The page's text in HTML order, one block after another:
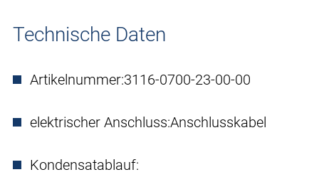
Technische Daten
Artikelnummer:3116-0700-23-00-00
elektrischer Anschluss:Anschlusskabel
Kondensatablauf: